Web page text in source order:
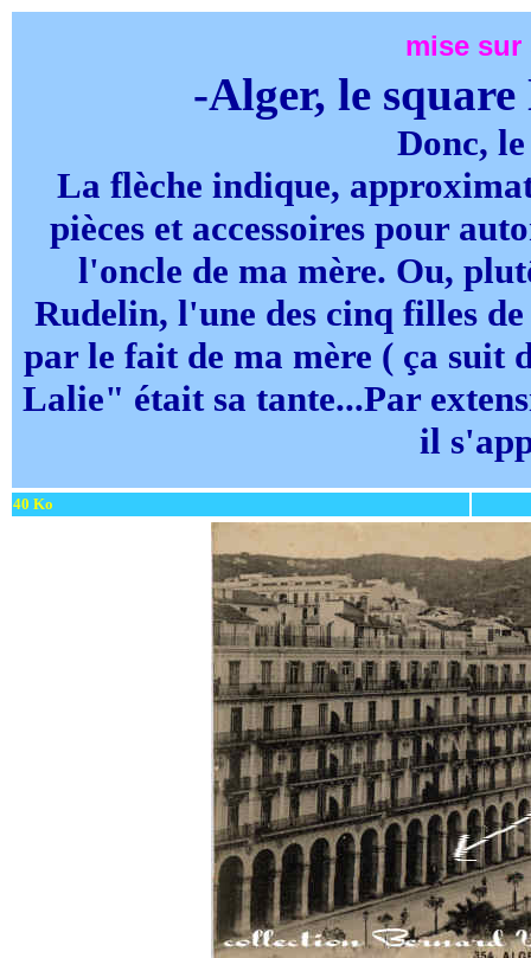
mise sur
-Alger, le square
Donc,
La flèche indique,
pièces et accessoires pour
l'oncle de ma mère. Ou,
Rudelin, l'une des cinq filles
par le fait de ma mère ( ça
Lalie" était sa tante...Par
il
40 Ko